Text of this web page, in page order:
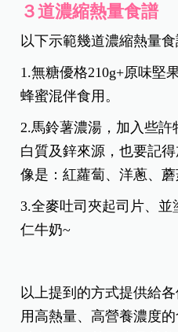
３道濃縮熱量食譜
以下示範幾道濃縮熱量
1.無糖優格210g+原味堅
蜂蜜混伴食用。
2.馬鈴薯濃湯，加入些
白質及鋅來源，也要記
像是：紅蘿蔔、洋蔥、蘑
3.全麥吐司夾起司片、
仁牛奶~
以上提到的方式提供給
用高熱量、高營養濃度